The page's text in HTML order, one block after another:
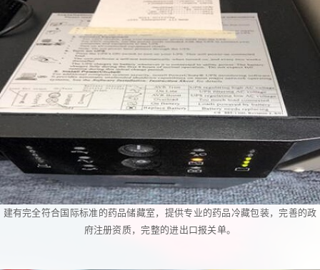
建有完全符合国际标准的药品储藏室，提供专业的药品冷藏包装，完善的政
府注册资质，完整的进出口报关单。